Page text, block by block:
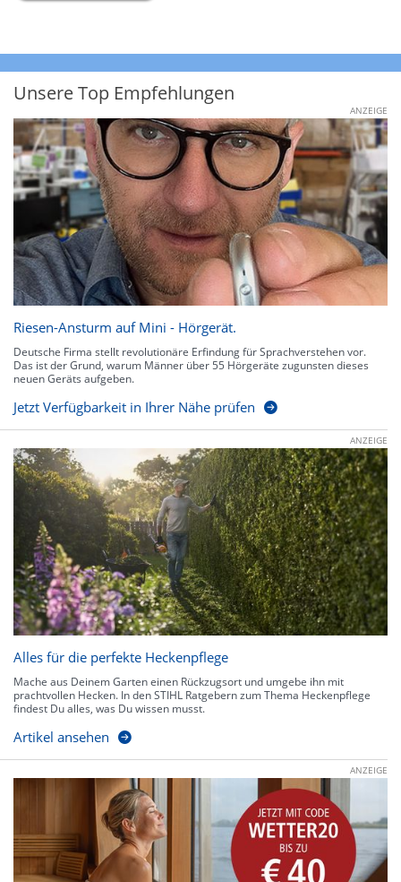
Unsere Top Empfehlungen
ANZEIGE
Riesen-Ansturm auf Mini - Hörgerät.
Deutsche Firma stellt revolutionäre Erfindung für Sprachverstehen vor.
Das ist der Grund, warum Männer über 55 Hörgeräte zugunsten dieses
neuen Geräts aufgeben.
Jetzt Verfügbarkeit in Ihrer Nähe prüfen
ANZEIGE
Alles für die perfekte Heckenpflege
Mache aus Deinem Garten einen Rückzugsort und umgebe ihn mit
prachtvollen Hecken. In den STIHL Ratgebern zum Thema Heckenpflege
findest Du alles, was Du wissen musst.
Artikel ansehen
ANZEIGE